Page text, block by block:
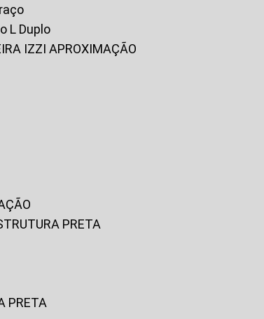
L Duplo
IZZI APROXIMAÇÃO
PRETA
PRETA